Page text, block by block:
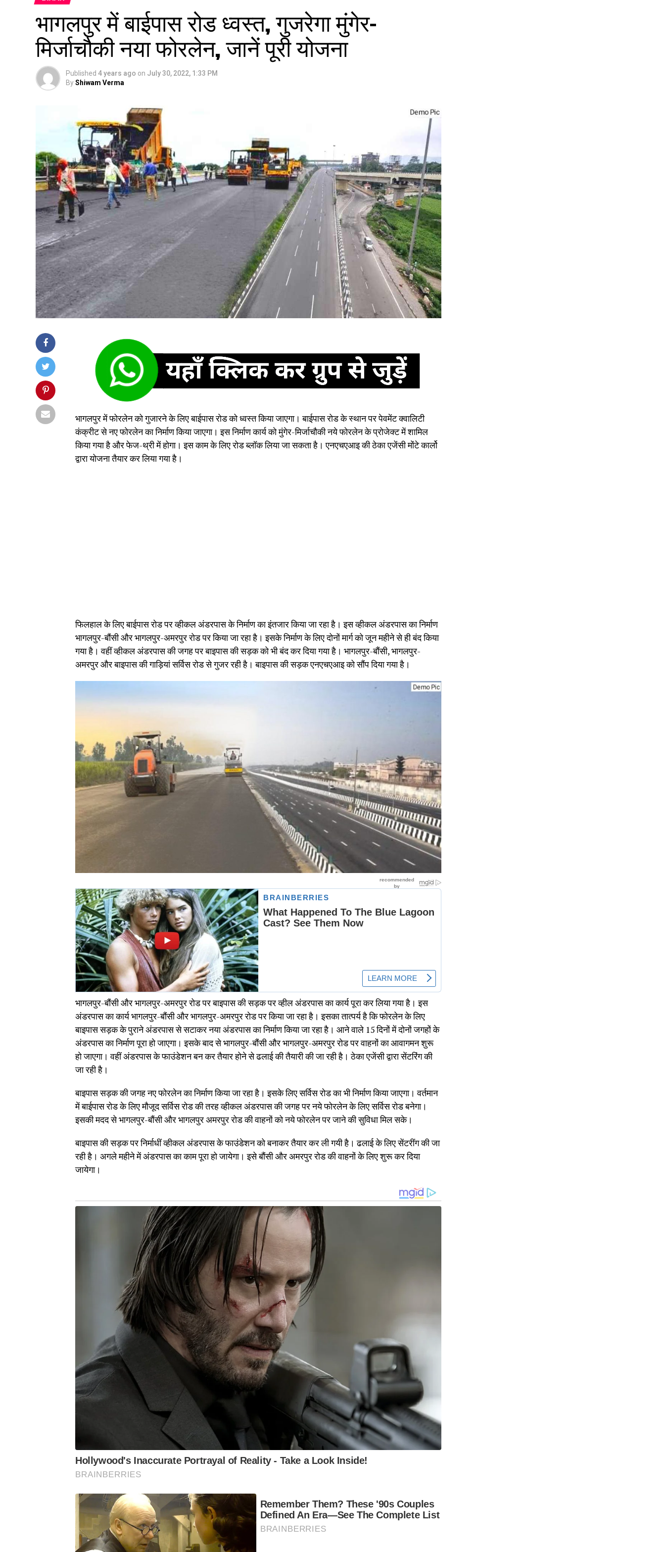
भागलपुर में बाईपास रोड ध्वस्त, गुजरेगा मुंगेर-
मिर्जाचौकी नया फोरलेन, जानें पूरी योजना
Published 4 years ago on July 30, 2022, 1:33 PM
ByShiwam Verma
भागलपुर में फोरलेन को गुजारने के लिए बाईपास रोड को ध्वस्त किया जाएगा। बाईपास रोड के स्थान पर पेवमेंट क्वालिटी
कंक्रीट से नए फोरलेन का निर्माण किया जाएगा। इस निर्माण कार्य को मुंगेर-मिर्जाचौकी नये फोरलेन के प्रोजेक्ट में शामिल
किया गया है और फेज-थ्री में होगा। इस काम के लिए रोड ब्लॉक लिया जा सकता है। एनएचएआइ की ठेका एजेंसी मोंटे कार्लो
द्वारा योजना तैयार कर लिया गया है।
फिलहाल के लिए बाईपास रोड पर व्हीकल अंडरपास के निर्माण का इंतजार किया जा रहा है। इस व्हीकल अंडरपास का निर्माण
भागलपुर-बौंसी और भागलपुर-अमरपुर रोड पर किया जा रहा है। इसके निर्माण के लिए दोनों मार्ग को जून महीने से ही बंद किया
गया है। वहीं व्हीकल अंडरपास की जगह पर बाइपास की सड़क को भी बंद कर दिया गया है। भागलपुर-बौंसी, भागलपुर-
अमरपुर और बाइपास की गाड़ियां सर्विस रोड से गुजर रही है। बाइपास की सड़क एनएचएआइ को सौंप दिया गया है।
भागलपुर-बौंसी और भागलपुर-अमरपुर रोड पर बाइपास की सड़क पर व्हील अंडरपास का कार्य पूरा कर लिया गया है। इस
अंडरपास का कार्य भागलपुर-बौंसी और भागलपुर-अमरपुर रोड पर किया जा रहा है। इसका तात्पर्य है कि फोरलेन के लिए
बाइपास सड़क के पुराने अंडरपास से सटाकर नया अंडरपास का निर्माण किया जा रहा है। आने वाले 15 दिनों में दोनों जगहों के
अंडरपास का निर्माण पूरा हो जाएगा। इसके बाद से भागलपुर-बौंसी और भागलपुर-अमरपुर रोड पर वाहनों का आवागमन शुरू
हो जाएगा। वहीं अंडरपास के फाउंडेशन बन कर तैयार होने से ढलाई की तैयारी की जा रही है। ठेका एजेंसी द्वारा सेंटरिंग की
जा रही है।
बाइपास सड़क की जगह नए फोरलेन का निर्माण किया जा रहा है। इसके लिए सर्विस रोड का भी निर्माण किया जाएगा। वर्तमान
में बाईपास रोड के लिए मौजूद सर्विस रोड की तरह व्हीकल अंडरपास की जगह पर नये फोरलेन के लिए सर्विस रोड बनेगा।
इसकी मदद से भागलपुर-बौंसी और भागलपुर अमरपुर रोड की वाहनों को नये फोरलेन पर जाने की सुविधा मिल सके।
बाइपास की सड़क पर निर्माधीं व्हीकल अंडरपास के फाउंडेशन को बनाकर तैयार कर ली गयी है। ढलाई के लिए सेंटरींग की जा
रही है। अगले महीने में अंडरपास का काम पूरा हो जायेगा। इसे बौंसी और अमरपुर रोड की वाहनों के लिए शुरू कर दिया
जायेगा।